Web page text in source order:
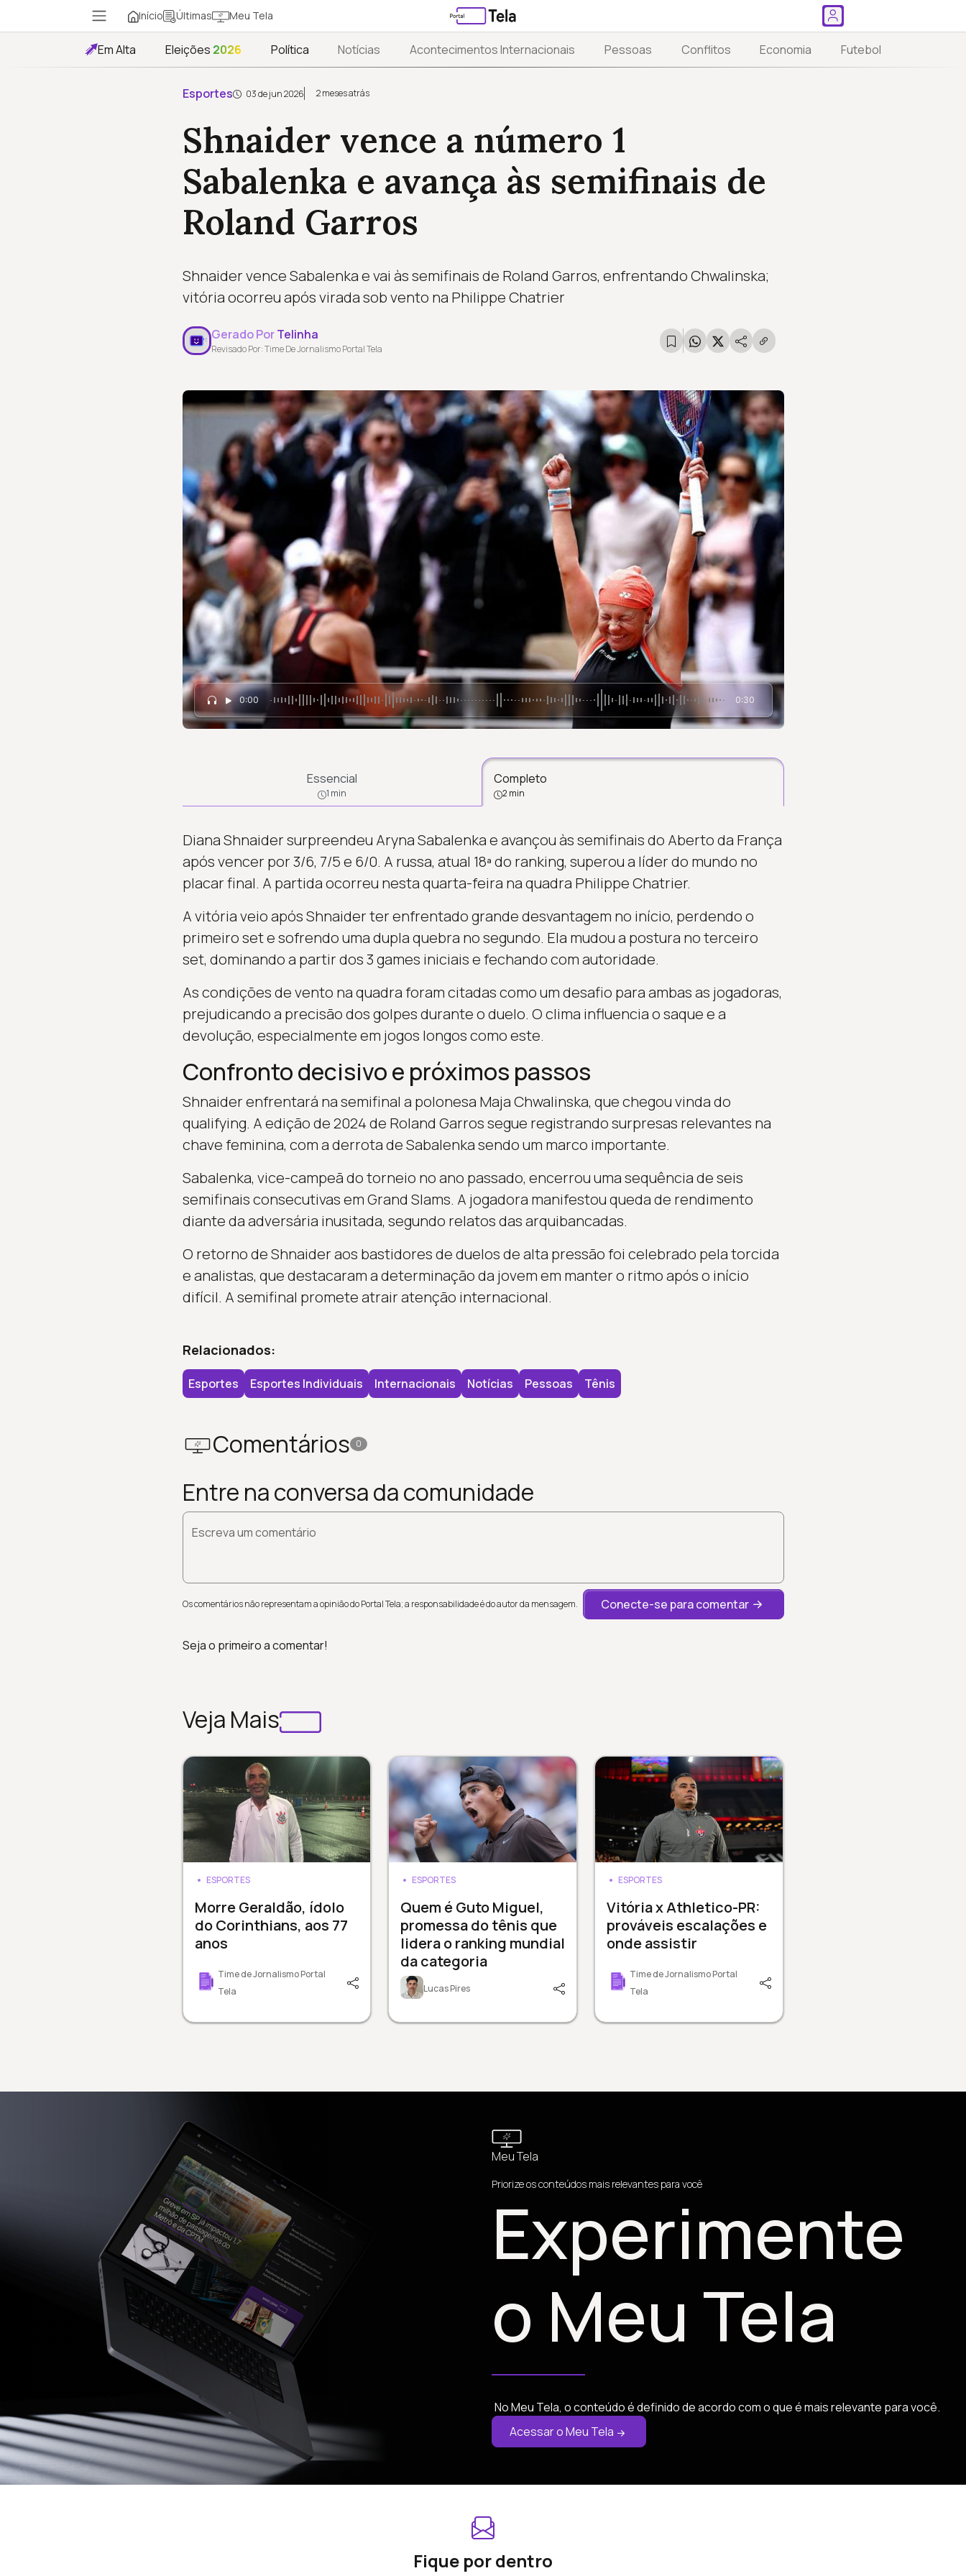
Início Últimas Meu Tela
Em Alta Eleições 2026 Política Notícias Acontecimentos Internacionais Pessoas Conflitos Economia Futebol
Esportes 03 de jun 2026 2 meses atrás
Shnaider vence a número 1
Sabalenka e avança às semifinais de
Roland Garros
Shnaider vence Sabalenka e vai às semifinais de Roland Garros, enfrentando Chwalinska;
vitória ocorreu após virada sob vento na Philippe Chatrier
Gerado PorTelinha
Revisado Por: Time De Jornalismo Portal Tela
0:00 0:30
Essencial
1 min
Completo
2 min
Diana Shnaider surpreendeu Aryna Sabalenka e avançou às semifinais do Aberto da França
após vencer por 3/6, 7/5 e 6/0. A russa, atual 18ª do ranking, superou a líder do mundo no
placar final. A partida ocorreu nesta quarta-feira na quadra Philippe Chatrier.
A vitória veio após Shnaider ter enfrentado grande desvantagem no início, perdendo o
primeiro set e sofrendo uma dupla quebra no segundo. Ela mudou a postura no terceiro
set, dominando a partir dos 3 games iniciais e fechando com autoridade.
As condições de vento na quadra foram citadas como um desafio para ambas as jogadoras,
prejudicando a precisão dos golpes durante o duelo. O clima influencia o saque e a
devolução, especialmente em jogos longos como este.
Confronto decisivo e próximos passos
Shnaider enfrentará na semifinal a polonesa Maja Chwalinska, que chegou vinda do
qualifying. A edição de 2024 de Roland Garros segue registrando surpresas relevantes na
chave feminina, com a derrota de Sabalenka sendo um marco importante.
Sabalenka, vice-campeã do torneio no ano passado, encerrou uma sequência de seis
semifinais consecutivas em Grand Slams. A jogadora manifestou queda de rendimento
diante da adversária inusitada, segundo relatos das arquibancadas.
O retorno de Shnaider aos bastidores de duelos de alta pressão foi celebrado pela torcida
e analistas, que destacaram a determinação da jovem em manter o ritmo após o início
difícil. A semifinal promete atrair atenção internacional.
Relacionados:
Esportes Esportes Individuais Internacionais Notícias Pessoas Tênis
Comentários 0
Entre na conversa da comunidade
Escreva um comentário
Os comentários não representam a opinião do Portal Tela; a responsabilidade é do autor da mensagem. Conecte-se para comentar
Seja o primeiro a comentar!
Veja Mais
ESPORTES
Morre Geraldão, ídolo
do Corinthians, aos 77
anos
Time de Jornalismo Portal
Tela
ESPORTES
Quem é Guto Miguel,
promessa do tênis que
lidera o ranking mundial
da categoria
Lucas Pires
ESPORTES
Vitória x Athletico-PR:
prováveis escalações e
onde assistir
Time de Jornalismo Portal
Tela
Meu Tela
Priorize os conteúdos mais relevantes para você
Experimente
o Meu Tela
No Meu Tela, o conteúdo é definido de acordo com o que é mais relevante para você.
Acessar o Meu Tela
Fique por dentro